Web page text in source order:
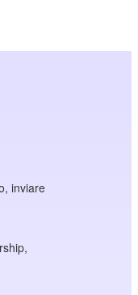
inviare